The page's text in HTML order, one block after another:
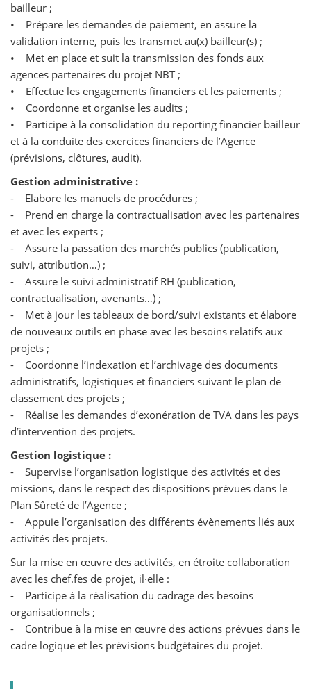
bailleur ;
• Prépare les demandes de paiement, en assure la
validation interne, puis les transmet au(x) bailleur(s) ;
• Met en place et suit la transmission des fonds aux
agences partenaires du projet NBT ;
• Effectue les engagements financiers et les paiements ;
• Coordonne et organise les audits ;
• Participe à la consolidation du reporting financier bailleur
et à la conduite des exercices financiers de l’Agence
(prévisions, clôtures, audit).
Gestion administrative :
- Elabore les manuels de procédures ;
- Prend en charge la contractualisation avec les partenaires
et avec les experts ;
- Assure la passation des marchés publics (publication,
suivi, attribution…) ;
- Assure le suivi administratif RH (publication,
contractualisation, avenants…) ;
- Met à jour les tableaux de bord/suivi existants et élabore
de nouveaux outils en phase avec les besoins relatifs aux
projets ;
- Coordonne l’indexation et l’archivage des documents
administratifs, logistiques et financiers suivant le plan de
classement des projets ;
- Réalise les demandes d’exonération de TVA dans les pays
d’intervention des projets.
Gestion logistique :
- Supervise l’organisation logistique des activités et des
missions, dans le respect des dispositions prévues dans le
Plan Sûreté de l’Agence ;
- Appuie l’organisation des différents évènements liés aux
activités des projets.
Sur la mise en œuvre des activités, en étroite collaboration
avec les chef.fes de projet, il·elle :
- Participe à la réalisation du cadrage des besoins
organisationnels ;
- Contribue à la mise en œuvre des actions prévues dans le
cadre logique et les prévisions budgétaires du projet.